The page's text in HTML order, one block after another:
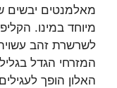
מאלמנטים יבשים
מיוחד במינו.
לשרשרת זהב
המזרחי הגדל
האלון הופך